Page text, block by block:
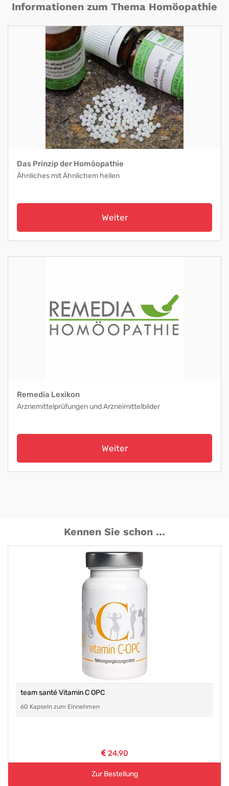
Informationen zum Thema Homöopathie
Das Prinzip der Homöopathie
Ähnliches mit Ähnlichem heilen
Weiter
Remedia Lexikon
Arznemittelprüfungen und Arzneimittelbilder
Weiter
Kennen Sie schon ...
team santé Vitamin C OPC
60 Kapseln zum Einnehmen
24,90
Zur Bestellung